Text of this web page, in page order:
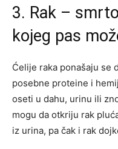
3. Rak –
kojeg pas
Ćelije raka ponašaju se
posebne proteine i
oseti u dahu, urinu ili
mogu da otkriju rak
iz urina, pa čak i rak